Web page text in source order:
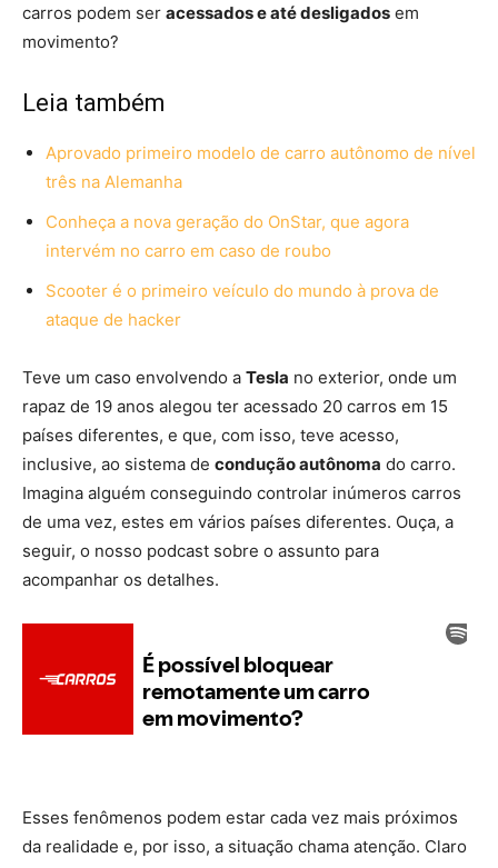
carros podem ser acessados e até desligados em
movimento?
Leia também
Aprovado primeiro modelo de carro autônomo de nível
três na Alemanha
Conheça a nova geração do OnStar, que agora
intervém no carro em caso de roubo
Scooter é o primeiro veículo do mundo à prova de
ataque de hacker
Teve um caso envolvendo a Tesla no exterior, onde um
rapaz de 19 anos alegou ter acessado 20 carros em 15
países diferentes, e que, com isso, teve acesso,
inclusive, ao sistema de condução autônoma do carro.
Imagina alguém conseguindo controlar inúmeros carros
de uma vez, estes em vários países diferentes. Ouça, a
seguir, o nosso podcast sobre o assunto para
acompanhar os detalhes.
Esses fenômenos podem estar cada vez mais próximos
da realidade e, por isso, a situação chama atenção. Claro